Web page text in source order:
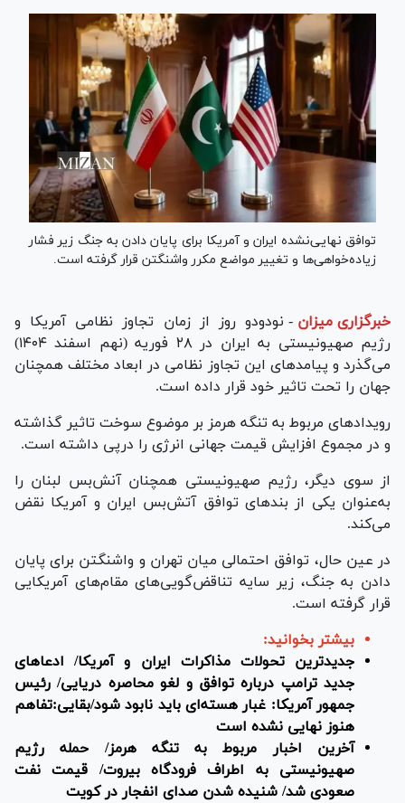
توافق نهایی‌نشده ایران و آمریکا برای پایان دادن به جنگ زیر فشار
زیاده‌خواهی‌ها و تغییر مواضع مکرر واشنگتن قرار گرفته است.
خبرگزاری میزان - نودودو روز از زمان تجاوز نظامی آمریکا و
رژیم صهیونیستی به ایران در ۲۸ فوریه (نهم اسفند ۱۴۰۴)
می‌گذرد و پیامدهای این تجاوز نظامی در ابعاد مختلف همچنان
جهان را تحت تاثیر خود قرار داده است.
رویداد‌های مربوط به تنگه هرمز بر موضوع سوخت تاثیر گذاشته
و در مجموع افزایش قیمت جهانی انرژی را درپی داشته است.
از سوی دیگر، رژیم صهیونیستی همچنان آنش‌بس لبنان را
به‌عنوان یکی از بندهای توافق آتش‌بس ایران و آمریکا نقض
می‌کند.
در عین حال، توافق احتمالی میان تهران و واشنگتن برای پایان
دادن به جنگ، زیر سایه تناقض‌گویی‌های مقام‌های آمریکایی
قرار گرفته است.
بیشتر بخوانید:
جدیدترین تحولات مذاکرات ایران و آمریکا/ ادعا‌های
جدید ترامپ درباره توافق و لغو محاصره دریایی/ رئیس
جمهور آمریکا: غبار هسته‌ای باید نابود شود/بقایی:تفاهم
هنوز نهایی نشده است
آخرین اخبار مربوط به تنگه هرمز/ حمله رژیم
صهیونیستی به اطراف فرودگاه بیروت/ قیمت نفت
صعودی شد/ شنیده شدن صدای انفجار در کویت